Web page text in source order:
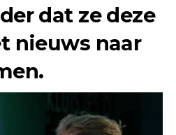
dat ze deze
nieuws naar